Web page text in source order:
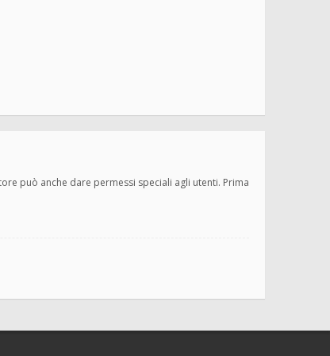
può anche dare permessi speciali agli utenti. Prima